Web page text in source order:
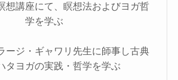
想講座にて、瞑想法およびヨガ哲
学を学ぶ
ージ・ギャワリ先生に師事し古典
タヨガの実践・哲学を学ぶ